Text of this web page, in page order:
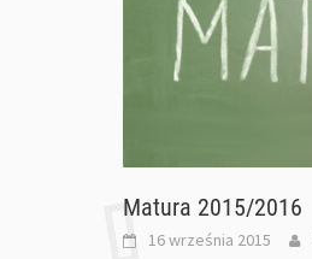
Matura 2015/2016
16 września 2015